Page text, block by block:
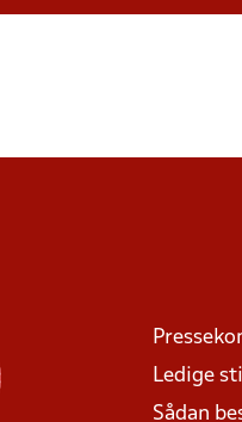
Ledige
Sådan